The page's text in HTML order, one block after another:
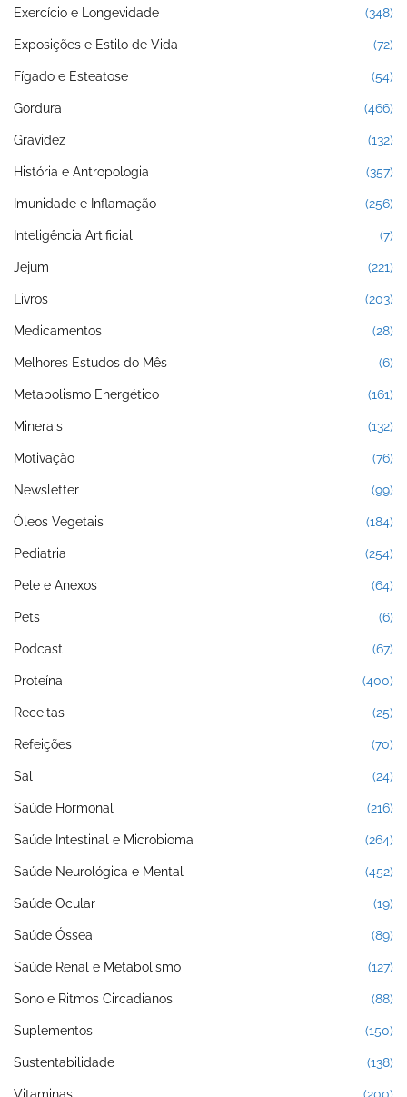
Exercício e Longevidade (348)
Exposições e Estilo de Vida (72)
Fígado e Esteatose (54)
Gordura (466)
Gravidez (132)
História e Antropologia (357)
Imunidade e Inflamação (256)
Inteligência Artificial (7)
Jejum (221)
Livros (203)
Medicamentos (28)
Melhores Estudos do Mês (6)
Metabolismo Energético (161)
Minerais (132)
Motivação (76)
Newsletter (99)
Óleos Vegetais (184)
Pediatria (254)
Pele e Anexos (64)
Pets (6)
Podcast (67)
Proteína (400)
Receitas (25)
Refeições (70)
Sal (24)
Saúde Hormonal (216)
Saúde Intestinal e Microbioma (264)
Saúde Neurológica e Mental (452)
Saúde Ocular (19)
Saúde Óssea (89)
Saúde Renal e Metabolismo (127)
Sono e Ritmos Circadianos (88)
Suplementos (150)
Sustentabilidade (138)